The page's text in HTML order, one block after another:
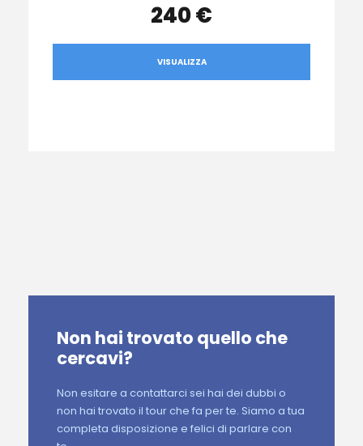
240 €
VISUALIZZA
Non hai trovato quello che
cercavi?
Non esitare a contattarci sei hai dei dubbi o
non hai trovato il tour che fa per te. Siamo a tua
completa disposizione e felici di parlare con